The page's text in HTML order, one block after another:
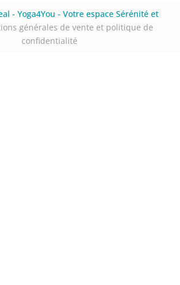
- Yoga4You - Votre espace Sérénité et
générales de vente et politique de
confidentialité